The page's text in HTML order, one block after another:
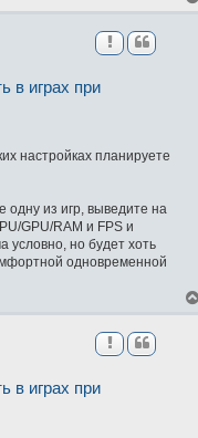
в играх при
настройках планируете
одну из игр, выведите на
GPU/RAM и FPS и
условно, но будет хоть
одновременной
в играх при